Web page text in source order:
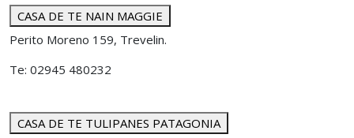
CASA DE TE NAIN MAGGIE
Perito Moreno 159, Trevelin.
Te: 02945 480232
CASA DE TE TULIPANES PATAGONIA